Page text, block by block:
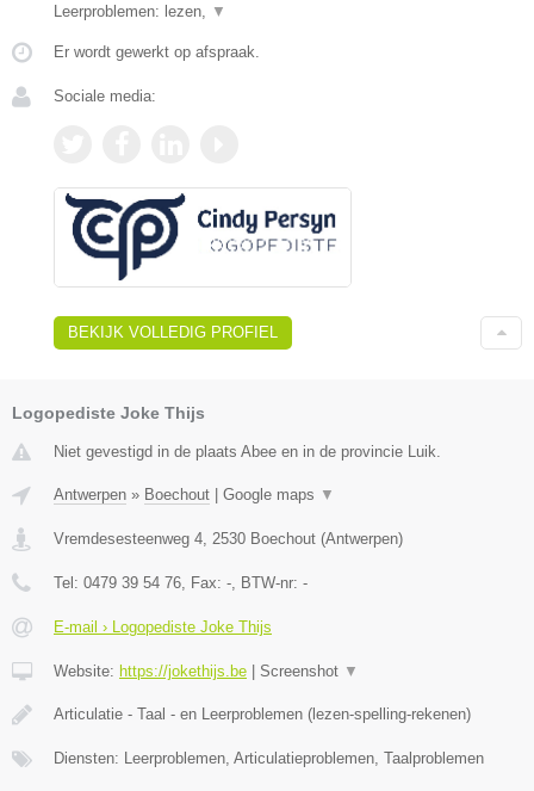
Leerproblemen: lezen,
▼
Er wordt gewerkt op afspraak.
Sociale media:
BEKIJK VOLLEDIG PROFIEL
Logopediste Joke Thijs
Niet gevestigd in de plaats Abee en in de provincie Luik.
Antwerpen » Boechout Google maps ▼
Vremdesesteenweg 4, 2530 Boechout (Antwerpen)
Tel: 0479 39 54 76, Fax: -, BTW-nr: -
E-mail › Logopediste Joke Thijs
Website: https://jokethijs.be Screenshot ▼
Articulatie - Taal - en Leerproblemen (lezen-spelling-rekenen)
Diensten: Leerproblemen, Articulatieproblemen, Taalproblemen